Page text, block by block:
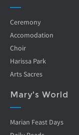
Ceremony
Accomodation
Choir
Harissa Park
Arts Sacres
Mary's World
Marian Feast Days